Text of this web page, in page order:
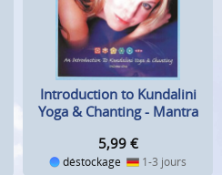
Introduction to Kundalini
Yoga & Chanting - Mantra
5,99 €
déstockage 1-3 jours